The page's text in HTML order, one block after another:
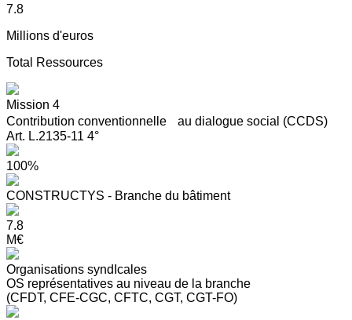
7.8
Millions d'euros
Total Ressources
Mission 4
Contribution conventionnelle au dialogue social (CCDS)
Art. L.2135-11 4°
100%
CONSTRUCTYS - Branche du bâtiment
7.8
M€
Organisations syndIcales
OS représentatives au niveau de la branche
(CFDT, CFE-CGC, CFTC, CGT, CGT-FO)